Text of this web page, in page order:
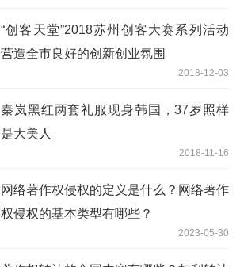
“创客天堂”2018苏州创客大赛系列活动
营造全市良好的创新创业氛围
2018-12-03
秦岚黑红两套礼服现身韩国，37岁照样
是大美人
2018-11-16
网络著作权侵权的定义是什么？网络著作
权侵权的基本类型有哪些？
2023-05-30